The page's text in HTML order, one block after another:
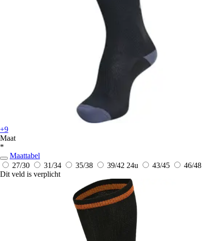
+9
Maat
*
Maattabel
27/30
31/34 35/38 39/42 24u 43/45
46/48
Dit veld is verplicht